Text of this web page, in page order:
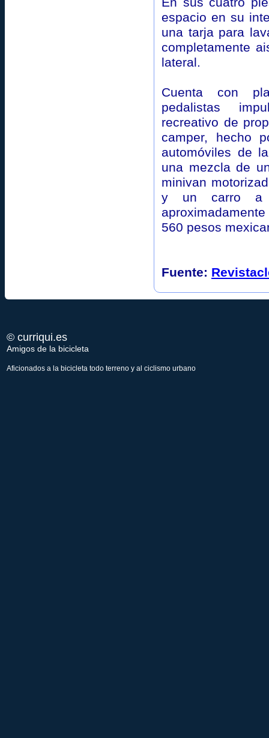
espacio en su
una tarja para
completamente
lateral.
Cuenta con
pedalistas
recreativo de
camper, hecho
automóviles de
una mezcla de
minivan
y un carro a
560 pesos
Fuente:
© curriqui.es
Amigos de la bicicleta
Aficionados a la bicicleta todo terreno y al ciclismo urbano